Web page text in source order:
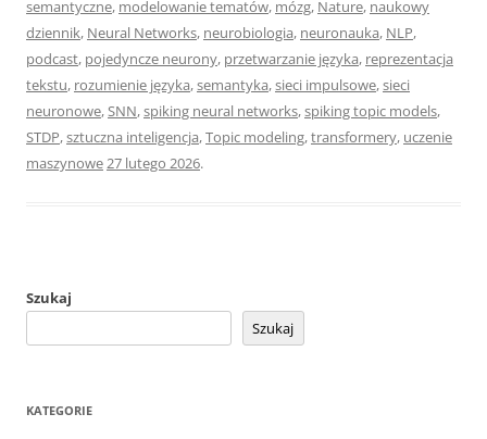
semantyczne, modelowanie tematów, mózg, Nature, naukowy
dziennik, Neural Networks, neurobiologia, neuronauka, NLP,
podcast, pojedyncze neurony, przetwarzanie języka, reprezentacja
tekstu, rozumienie języka,semantyka,sieci impulsowe,sieci
neuronowe,SNN,spiking neural networks,spiking topic models,
STDP,sztuczna inteligencja,Topic modeling,transformery, uczenie
maszynowe27 lutego 2026.
Szukaj
Szukaj
KATEGORIE